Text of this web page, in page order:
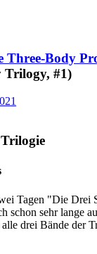
Three-Body
Trilogy, #1)
Tagen "Die Drei
schon sehr lange
drei Bände der